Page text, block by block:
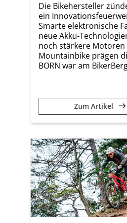
Die Bikehersteller
ein
Smarte elektronische
neue Akku-
noch stärkere Motoren
Mountainbike prägen
BORN war am
Zum Artikel